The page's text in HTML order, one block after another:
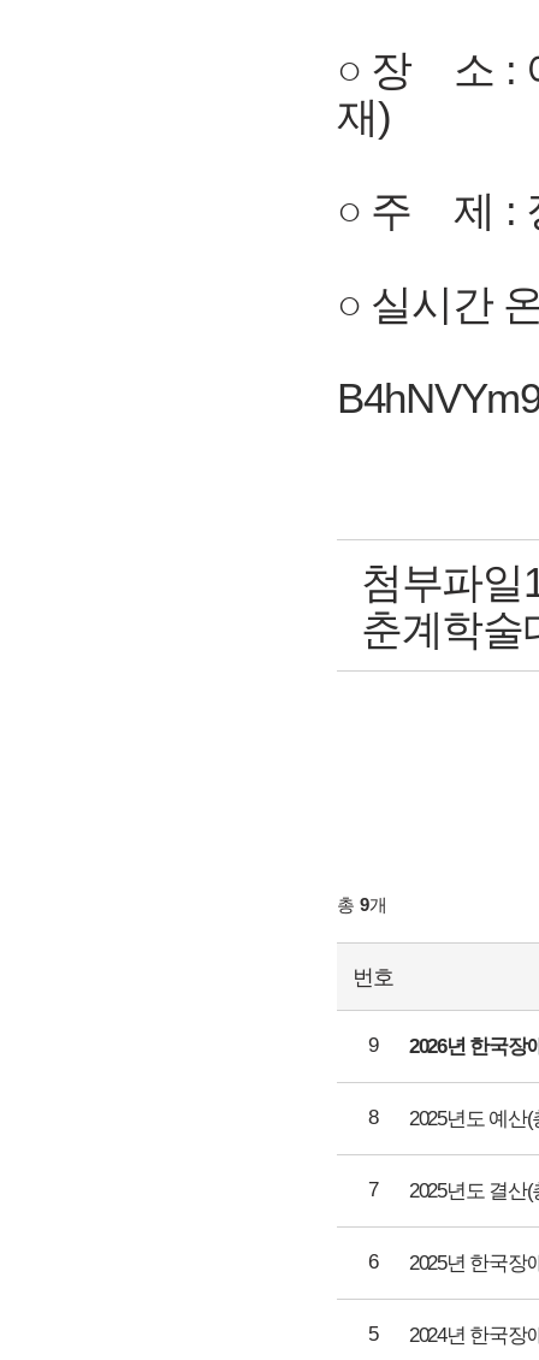
○ 장 소 :
재)
○ 주 제 :
○ 실시간
첨부파
춘계학술
총 9개
번호
9 2026년 한국장
8 2025년도 예산
7 2025년도 결산
6 2025년 한국장
5 2024년 한국장